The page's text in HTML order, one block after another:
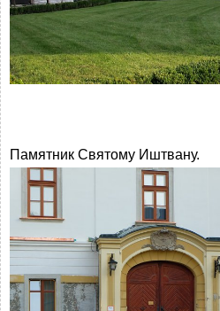
Памятник Святому Иштвану.